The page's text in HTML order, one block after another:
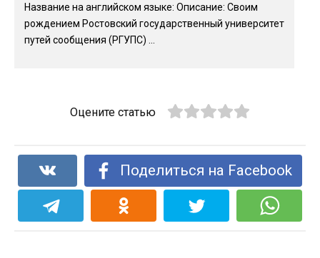
Название на английском языке: Описание: Своим
рождением Ростовский государственный университет
путей сообщения (РГУПС) ...
Оцените статью
Поделиться на Facebook